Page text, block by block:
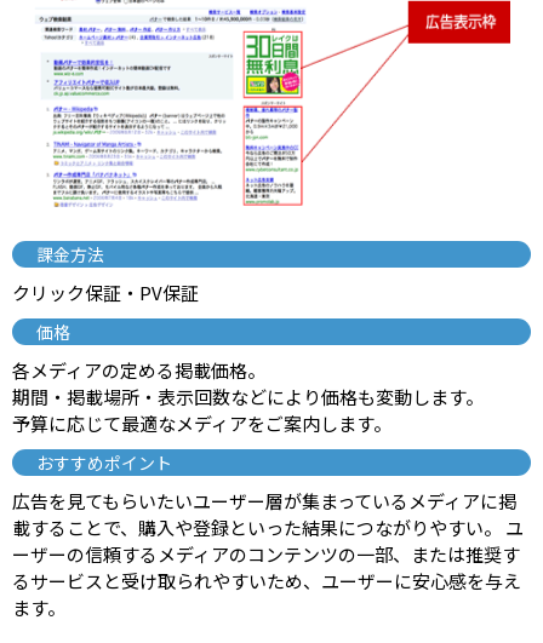
課金方法
クリック保証・PV保証
価格
各メディアの定める掲載価格。
期間・掲載場所・表示回数などにより価格も変動します。
予算に応じて最適なメディアをご案内します。
おすすめポイント
広告を見てもらいたいユーザー層が集まっているメディアに掲
載することで、購入や登録といった結果につながりやすい。 ユ
ーザーの信頼するメディアのコンテンツの一部、または推奨す
るサービスと受け取られやすいため、ユーザーに安心感を与え
ます。